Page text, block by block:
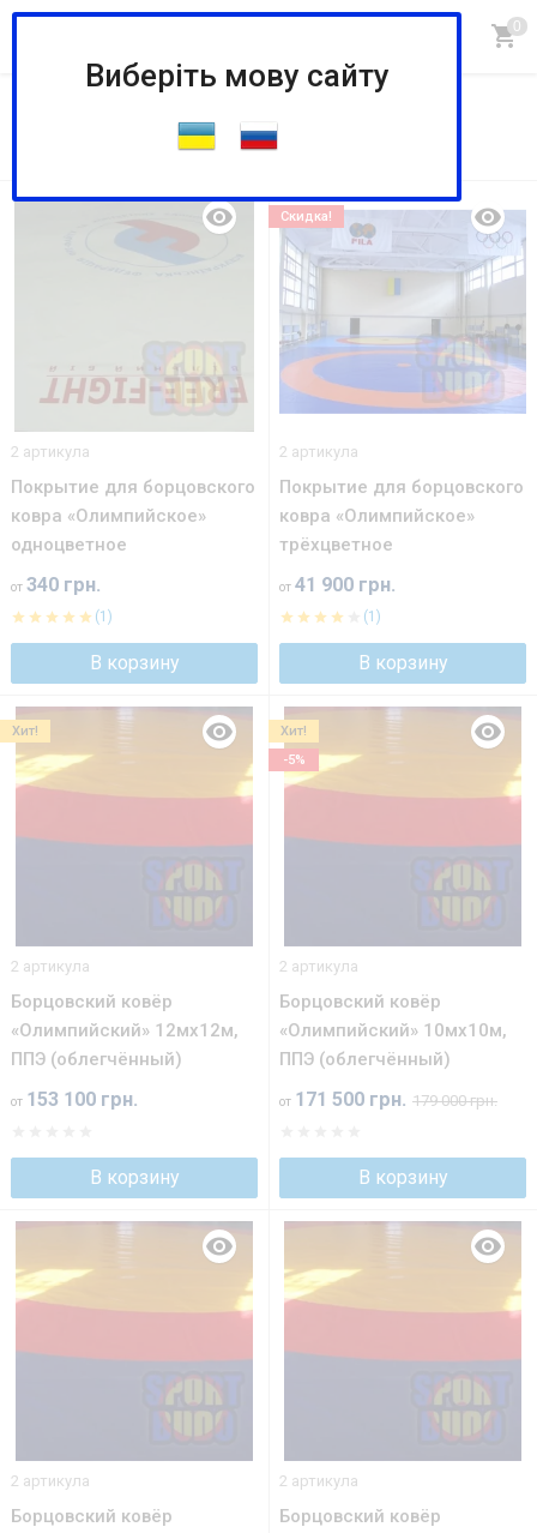
По запросу «опт» найдено 23 шт.
2 артикула
Покрытие для борцовского
ковра «Олимпийское»
одноцветное
от 340 грн.
(1)
В корзину
2 артикула
Покрытие для борцовского
ковра «Олимпийское»
трёхцветное
от 41 900 грн.
(1)
В корзину
Скидка!
2 артикула
Борцовский ковёр
«Олимпийский» 12мх12м,
ППЭ (облегчённый)
от 153 100 грн.
В корзину
Хит!
2 артикула
Борцовский ковёр
«Олимпийский» 10мх10м,
ППЭ (облегчённый)
от 171 500 грн. 179 000 грн.
В корзину
Хит!
-5%
2 артикула
Борцовский ковёр
2 артикула
Борцовский ковёр
Виберіть мову сайту